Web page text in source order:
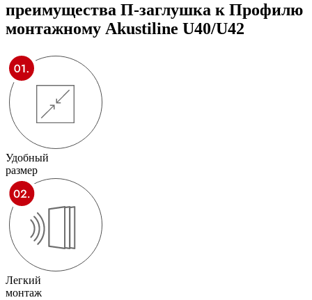
преимущества П-заглушка к Профилю
монтажному Akustiline U40/U42
Удобный
размер
Легкий
монтаж